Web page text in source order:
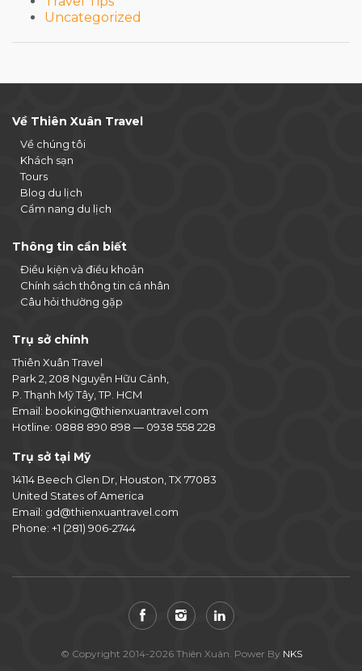
Uncategorized
Về Thiên Xuân Travel
Về chúng tôi
Khách sạn
Tours
Blog du lịch
Cẩm nang du lịch
Thông tin cần biết
Điều kiện và điều khoản
Chính sách thông tin cá nhân
Câu hỏi thường gặp
Trụ sở chính
Thiên Xuân Travel
Park 2, 208 Nguyễn Hữu Cảnh,
P. Thạnh Mỹ Tây, TP. HCM
Email: booking@thienxuantravel.com
Hotline: 0888 890 898 — 0938 558 228
Trụ sở tại Mỹ
14114 Beech Glen Dr, Houston, TX 77083
United States of America
Email: gd@thienxuantravel.com
Phone: +1 (281) 906-2744
© Copyright 2014-2026 Thiên Xuân. Power By NKS